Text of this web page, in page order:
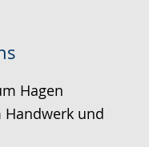
Hagen
Handwerk und